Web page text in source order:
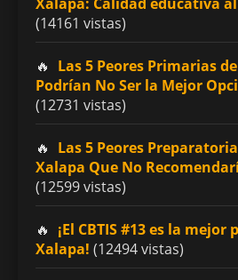
(14161 vistas)
Las 5 Peores Primarias
Podrían No Ser la Mejor
(12731 vistas)
Las 5 Peores
Xalapa Que No
(12599 vistas)
¡El CBTIS #13 es la
Xalapa! (12494 vistas)